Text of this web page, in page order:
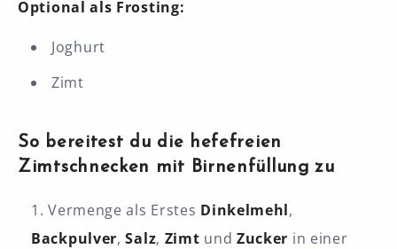
Optional als Frosting:
Joghurt
Zimt
So bereitest du die hefefreien
Zimtschnecken mit Birnenfüllung zu
Vermenge als Erstes Dinkelmehl,
Backpulver,Salz, Zimt und Zucker in einer